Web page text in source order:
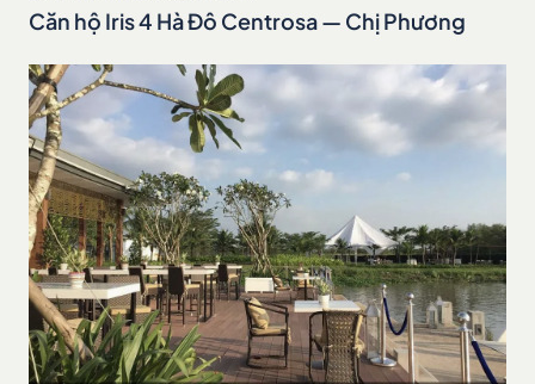
Căn hộ Iris 4 Hà Đô Centrosa — Chị Phương